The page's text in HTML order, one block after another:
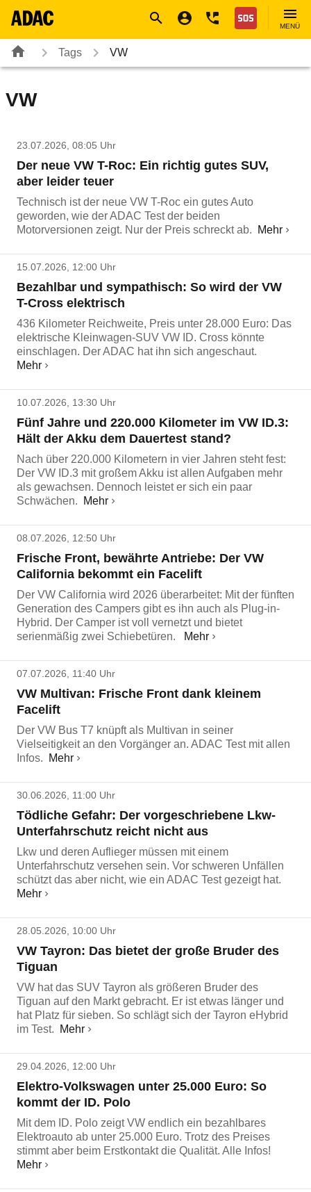
Nothilfe
MENÜ
Tags VW
VW
23.07.2026, 08:05 Uhr
Der neue VW T-Roc: Ein richtig gutes SUV,
aber leider teuer
Technisch ist der neue VW T-Roc ein gutes Auto
geworden, wie der ADAC Test der beiden
Motorversionen zeigt. Nur der Preis schreckt ab.
Mehr
15.07.2026, 12:00 Uhr
Bezahlbar und sympathisch: So wird der VW
T-Cross elektrisch
436 Kilometer Reichweite, Preis unter 28.000 Euro: Das
elektrische Kleinwagen-SUV VW ID. Cross könnte
einschlagen. Der ADAC hat ihn sich angeschaut.
Mehr
10.07.2026, 13:30 Uhr
Fünf Jahre und 220.000 Kilometer im VW ID.3:
Hält der Akku dem Dauertest stand?
Nach über 220.000 Kilometern in vier Jahren steht fest:
Der VW ID.3 mit großem Akku ist allen Aufgaben mehr
als gewachsen. Dennoch leistet er sich ein paar
Schwächen.
Mehr
08.07.2026, 12:50 Uhr
Frische Front, bewährte Antriebe: Der VW
California bekommt ein Facelift
Der VW California wird 2026 überarbeitet: Mit der fünften
Generation des Campers gibt es ihn auch als Plug-in-
Hybrid. Der Camper ist voll vernetzt und bietet
serienmäßig zwei Schiebetüren.
Mehr
07.07.2026, 11:40 Uhr
VW Multivan: Frische Front dank kleinem
Facelift
Der VW Bus T7 knüpft als Multivan in seiner
Vielseitigkeit an den Vorgänger an. ADAC Test mit allen
Infos.
Mehr
30.06.2026, 11:00 Uhr
Tödliche Gefahr: Der vorgeschriebene Lkw-
Unterfahrschutz reicht nicht aus
Lkw und deren Auflieger müssen mit einem
Unterfahrschutz versehen sein. Vor schweren Unfällen
schützt das aber nicht, wie ein ADAC Test gezeigt hat.
Mehr
28.05.2026, 10:00 Uhr
VW Tayron: Das bietet der große Bruder des
Tiguan
VW hat das SUV Tayron als größeren Bruder des
Tiguan auf den Markt gebracht. Er ist etwas länger und
hat Platz für sieben. So schlägt sich der Tayron eHybrid
im Test.
Mehr
29.04.2026, 12:00 Uhr
Elektro-Volkswagen unter 25.000 Euro: So
kommt der ID. Polo
Mit dem ID. Polo zeigt VW endlich ein bezahlbares
Elektroauto ab unter 25.000 Euro. Trotz des Preises
stimmt aber beim Erstkontakt die Qualität. Alle Infos!
Mehr